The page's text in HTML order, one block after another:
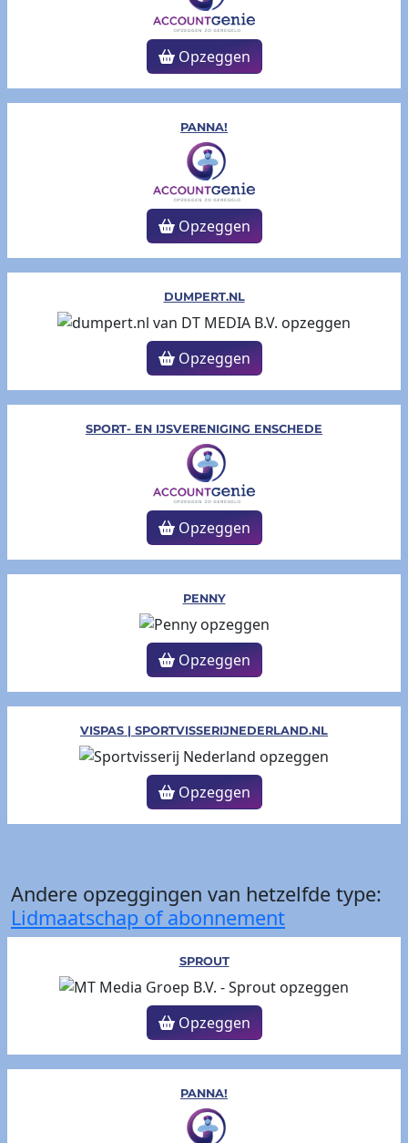
Opzeggen
PANNA!
Opzeggen
DUMPERT.NL
Opzeggen
SPORT- EN IJSVERENIGING ENSCHEDE
Opzeggen
PENNY
Opzeggen
VISPAS | SPORTVISSERIJNEDERLAND.NL
Opzeggen
Andere opzeggingen van hetzelfde type:
Lidmaatschap of abonnement
SPROUT
Opzeggen
PANNA!